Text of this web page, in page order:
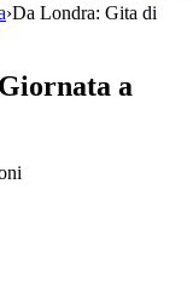
›Da Londra: Gita di
a